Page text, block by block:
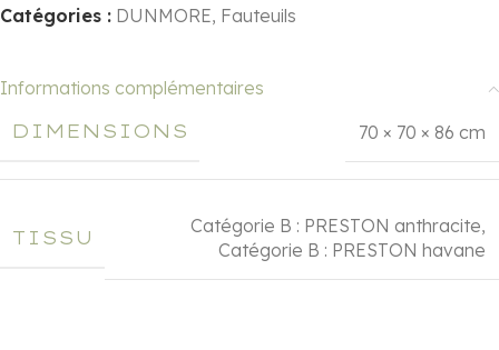
Catégories : DUNMORE, Fauteuils
Informations complémentaires
DIMENSIONS
70 × 70 × 86 cm
TISSU
Catégorie B : PRESTON anthracite,
Catégorie B : PRESTON havane